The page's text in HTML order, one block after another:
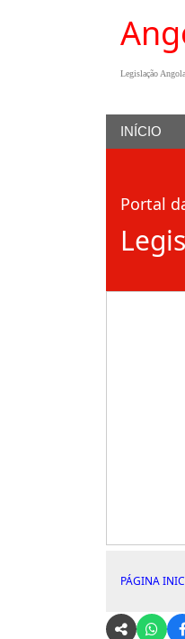
Legislação
INÍCIO
Portal
PÁGINA